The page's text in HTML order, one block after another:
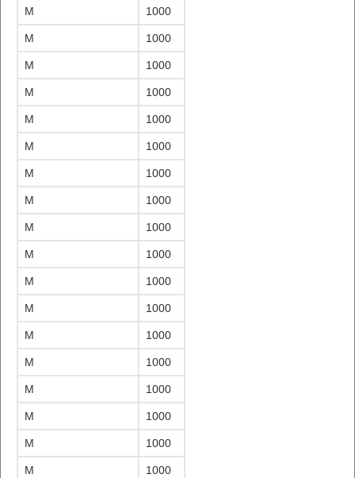
M 1000
M 1000
M 1000
M 1000
M 1000
M 1000
M 1000
M 1000
M 1000
M 1000
M 1000
M 1000
M 1000
M 1000
M 1000
M 1000
M 1000
M 1000